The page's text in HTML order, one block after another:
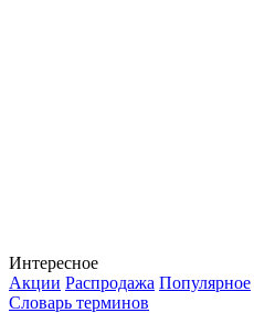
Интересное
Акции Распродажа Популярное
Словарь терминов